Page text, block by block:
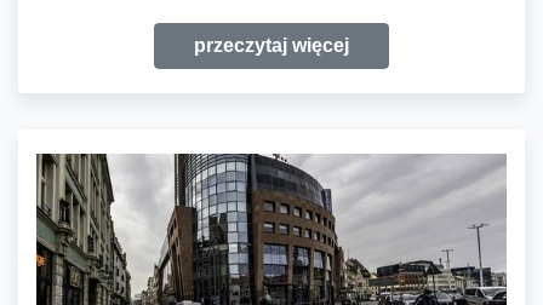
przeczytaj więcej